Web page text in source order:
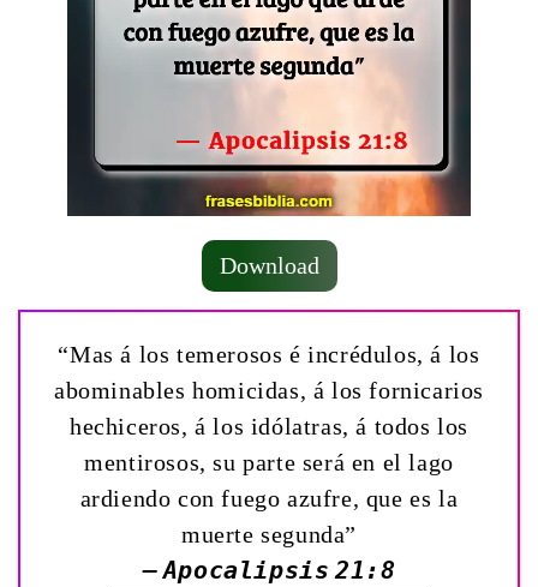
Download
“Mas á los temerosos é incrédulos, á los
abominables homicidas, á los fornicarios
hechiceros, á los idólatras, á todos los
mentirosos, su parte será en el lago
ardiendo con fuego azufre, que es la
muerte segunda”
— Apocalipsis 21:8